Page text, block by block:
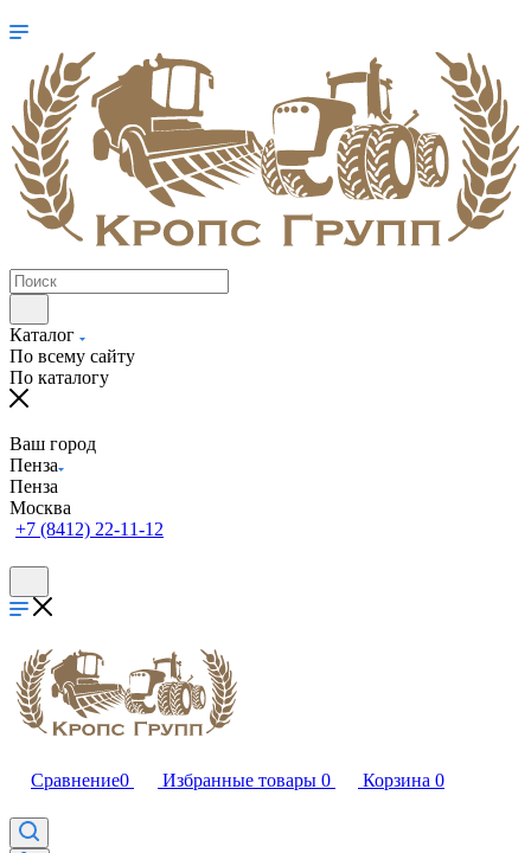
Каталог
По всему сайту
По каталогу
Ваш город
Пенза
Пенза
Москва
+7 (8412) 22-11-12
Сравнение0 Избранные товары 0 Корзина 0